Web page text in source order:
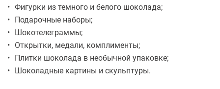
Фигурки из темного и белого шоколада;
Подарочные наборы;
Шокотелеграммы;
Открытки, медали, комплименты;
Плитки шоколада в необычной упаковке;
Шоколадные картины и скульптуры.